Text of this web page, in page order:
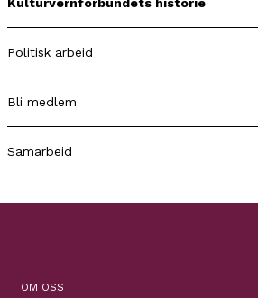
Politisk arbeid
Bli medlem
Samarbeid
OM OSS